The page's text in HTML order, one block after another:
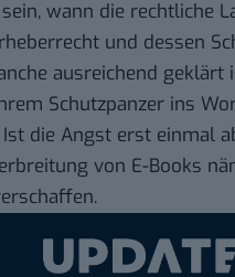
wann die rechtliche
und dessen
ausreichend geklärt
Schutzpanzer ins
Ist die Angst erst einmal
von E-Books